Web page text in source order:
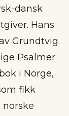
dansk
Hans
Grundtvig.
Psalmer
i Norge,
fikk